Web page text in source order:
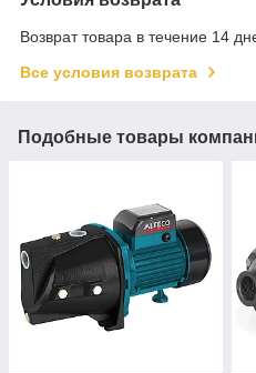
Возврат товара в течение 14
Все условия возврата
Подобные товары